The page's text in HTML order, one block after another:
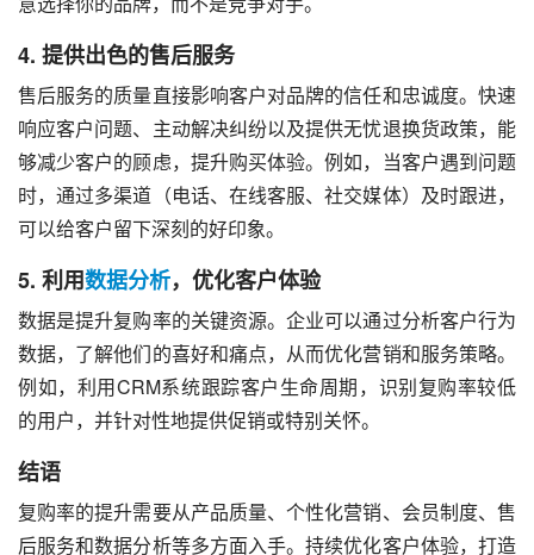
4. 提供出色的售后服务
售后服务的质量直接影响客户对品牌的信任和忠诚度。快速
响应客户问题、主动解决纠纷以及提供无忧退换货政策，能
够减少客户的顾虑，提升购买体验。例如，当客户遇到问题
时，通过多渠道（电话、在线客服、社交媒体）及时跟进，
可以给客户留下深刻的好印象。
5. 利用数据分析，优化客户体验
数据是提升复购率的关键资源。企业可以通过分析客户行为
数据，了解他们的喜好和痛点，从而优化营销和服务策略。
例如，利用CRM系统跟踪客户生命周期，识别复购率较低
的用户，并针对性地提供促销或特别关怀。
结语
复购率的提升需要从产品质量、个性化营销、会员制度、售
后服务和数据分析等多方面入手。持续优化客户体验，打造